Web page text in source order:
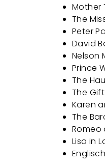
Mother
The
Peter
David
Nelson
Prince
The
The
Karen
The
Romeo
Lisa in